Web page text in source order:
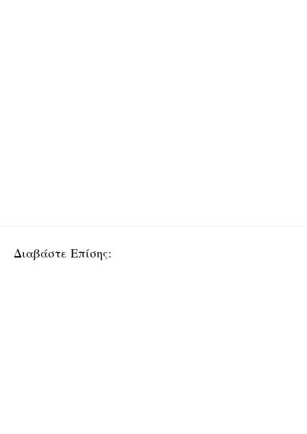
Διαβάστε Επίσης: